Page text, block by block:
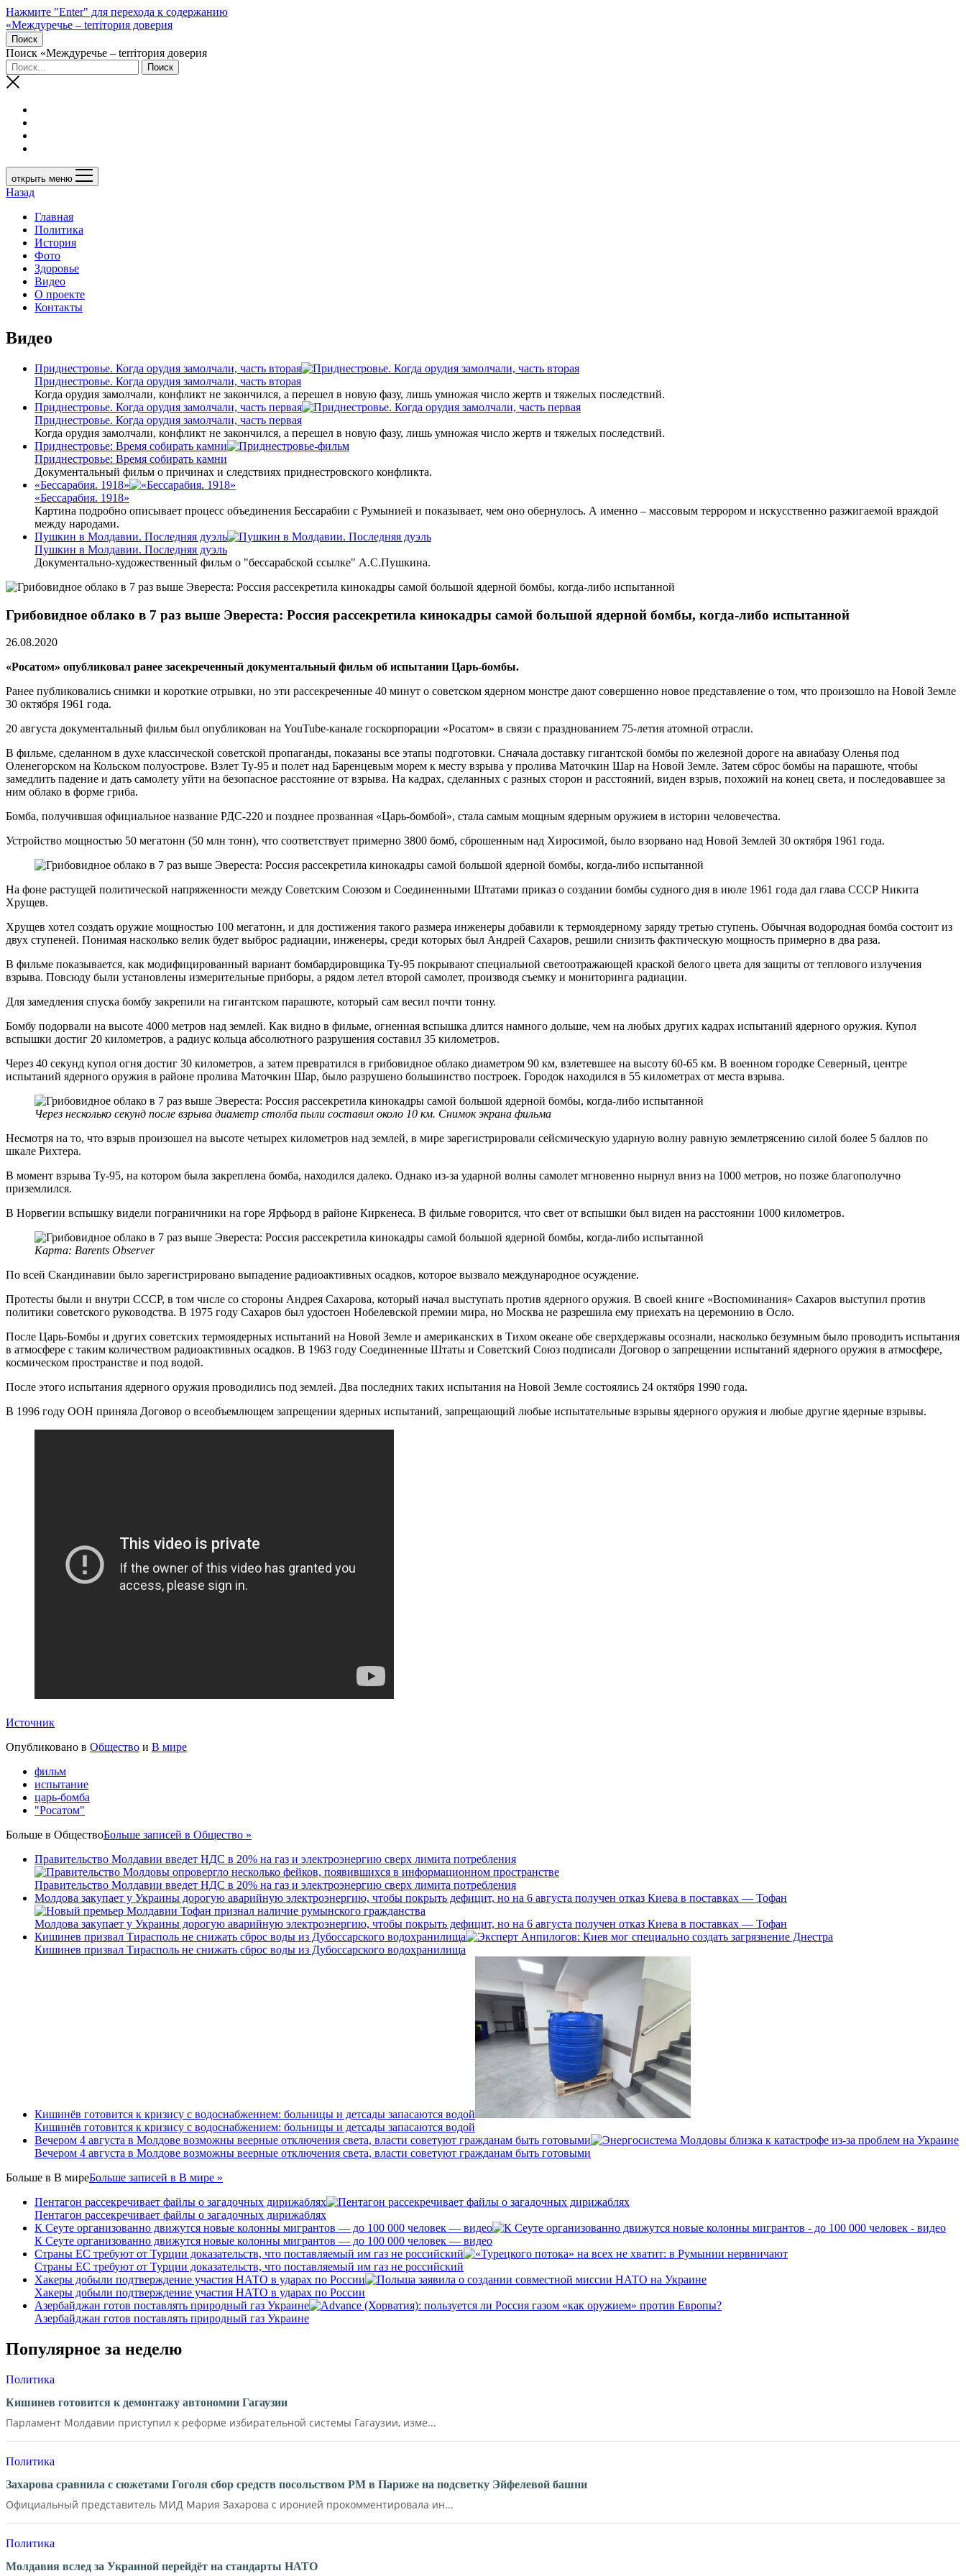
Нажмите "Enter" для перехода к содержанию
«Междуречье – terriтория доверия
Поиск
Поиск «Междуречье – terriтория доверия
открыть меню
Назад
Главная
Политика
История
Фото
Здоровье
Видео
О проекте
Контакты
Видео
Приднестровье. Когда орудия замолчали, часть вторая
Приднестровье. Когда орудия замолчали, часть вторая
Когда орудия замолчали, конфликт не закончился, а перешел в новую фазу, лишь умножая число жертв и тяжелых последствий.
Приднестровье. Когда орудия замолчали, часть первая
Приднестровье. Когда орудия замолчали, часть первая
Когда орудия замолчали, конфликт не закончился, а перешел в новую фазу, лишь умножая число жертв и тяжелых последствий.
Приднестровье: Время собирать камни
Приднестровье: Время собирать камни
Документальный фильм о причинах и следствиях приднестровского конфликта.
«Бессарабия. 1918»
«Бессарабия. 1918»
Картина подробно описывает процесс объединения Бессарабии с Румынией и показывает, чем оно обернулось. А именно – массовым террором и искусственно разжигаемой враждой
между народами.
Пушкин в Молдавии. Последняя дуэль
Пушкин в Молдавии. Последняя дуэль
Документально-художественный фильм о "бессарабской ссылке" А.С.Пушкина.
Грибовидное облако в 7 раз выше Эвереста: Россия рассекретила кинокадры самой большой ядерной бомбы, когда-либо испытанной
26.08.2020
«Росатом» опубликовал ранее засекреченный документальный фильм об испытании Царь-бомбы.
Ранее публиковались снимки и короткие отрывки, но эти рассекреченные 40 минут о советском ядерном монстре дают совершенно новое представление о том, что произошло на Новой Земле
30 октября 1961 года.
20 августа документальный фильм был опубликован на YouTube-канале госкорпорации «Росатом» в связи с празднованием 75-летия атомной отрасли.
В фильме, сделанном в духе классической советской пропаганды, показаны все этапы подготовки. Сначала доставку гигантской бомбы по железной дороге на авиабазу Оленья под
Оленегорском на Кольском полуострове. Взлет Ту-95 и полет над Баренцевым морем к месту взрыва у пролива Маточкин Шар на Новой Земле. Затем сброс бомбы на парашюте, чтобы
замедлить падение и дать самолету уйти на безопасное расстояние от взрыва. На кадрах, сделанных с разных сторон и расстояний, виден взрыв, похожий на конец света, и последовавшее за
ним облако в форме гриба.
Бомба, получившая официальное название РДС-220 и позднее прозванная «Царь-бомбой», стала самым мощным ядерным оружием в истории человечества.
Устройство мощностью 50 мегатонн (50 млн тонн), что соответствует примерно 3800 бомб, сброшенным над Хиросимой, было взорвано над Новой Землей 30 октября 1961 года.
На фоне растущей политической напряженности между Советским Союзом и Соединенными Штатами приказ о создании бомбы судного дня в июле 1961 года дал глава СССР Никита
Хрущев.
Хрущев хотел создать оружие мощностью 100 мегатонн, и для достижения такого размера инженеры добавили к термоядерному заряду третью ступень. Обычная водородная бомба состоит из
двух ступеней. Понимая насколько велик будет выброс радиации, инженеры, среди которых был Андрей Сахаров, решили снизить фактическую мощность примерно в два раза.
В фильме показывается, как модифицированный вариант бомбардировщика Ту-95 покрывают специальной светоотражающей краской белого цвета для защиты от теплового излучения
взрыва. Повсюду были установлены измерительные приборы, а рядом летел второй самолет, производя съемку и мониторинга радиации.
Для замедления спуска бомбу закрепили на гигантском парашюте, который сам весил почти тонну.
Бомбу подорвали на высоте 4000 метров над землей. Как видно в фильме, огненная вспышка длится намного дольше, чем на любых других кадрах испытаний ядерного оружия. Купол
вспышки достиг 20 километров, а радиус кольца абсолютного разрушения составил 35 километров.
Через 40 секунд купол огня достиг 30 километров, а затем превратился в грибовидное облако диаметром 90 км, взлетевшее на высоту 60-65 км. В военном городке Северный, центре
испытаний ядерного оружия в районе пролива Маточкин Шар, было разрушено большинство построек. Городок находился в 55 километрах от места взрыва.
Через несколько секунд после взрыва диаметр столба пыли составил около 10 км. Снимок экрана фильма
Несмотря на то, что взрыв произошел на высоте четырех километров над землей, в мире зарегистрировали сейсмическую ударную волну равную землетрясению силой более 5 баллов по
шкале Рихтера.
В момент взрыва Ту-95, на котором была закреплена бомба, находился далеко. Однако из-за ударной волны самолет мгновенно нырнул вниз на 1000 метров, но позже благополучно
приземлился.
В Норвегии вспышку видели пограничники на горе Ярфьорд в районе Киркенеса. В фильме говорится, что свет от вспышки был виден на расстоянии 1000 километров.
Карта: Barents Observer
По всей Скандинавии было зарегистрировано выпадение радиоактивных осадков, которое вызвало международное осуждение.
Протесты были и внутри СССР, в том числе со стороны Андрея Сахарова, который начал выступать против ядерного оружия. В своей книге «Воспоминания» Сахаров выступил против
политики советского руководства. В 1975 году Сахаров был удостоен Нобелевской премии мира, но Москва не разрешила ему приехать на церемонию в Осло.
После Царь-Бомбы и других советских термоядерных испытаний на Новой Земле и американских в Тихом океане обе сверхдержавы осознали, насколько безумным было проводить испытания
в атмосфере с таким количеством радиоактивных осадков. В 1963 году Соединенные Штаты и Советский Союз подписали Договор о запрещении испытаний ядерного оружия в атмосфере,
космическом пространстве и под водой.
После этого испытания ядерного оружия проводились под землей. Два последних таких испытания на Новой Земле состоялись 24 октября 1990 года.
В 1996 году ООН приняла Договор о всеобъемлющем запрещении ядерных испытаний, запрещающий любые испытательные взрывы ядерного оружия и любые другие ядерные взрывы.
Источник
Опубликовано в Общество и В мире
фильм
испытание
царь-бомба
"Росатом"
Больше в ОбществоБольше записей в Общество »
Правительство Молдавии введет НДС в 20% на газ и электроэнергию сверх лимита потребления
Правительство Молдавии введет НДС в 20% на газ и электроэнергию сверх лимита потребления
Молдова закупает у Украины дорогую аварийную электроэнергию, чтобы покрыть дефицит, но на 6 августа получен отказ Киева в поставках — Тофан
Молдова закупает у Украины дорогую аварийную электроэнергию, чтобы покрыть дефицит, но на 6 августа получен отказ Киева в поставках — Тофан
Кишинев призвал Тирасполь не снижать сброс воды из Дубоссарского водохранилища
Кишинев призвал Тирасполь не снижать сброс воды из Дубоссарского водохранилища
Кишинёв готовится к кризису с водоснабжением: больницы и детсады запасаются водой
Кишинёв готовится к кризису с водоснабжением: больницы и детсады запасаются водой
Вечером 4 августа в Молдове возможны веерные отключения света, власти советуют гражданам быть готовыми
Вечером 4 августа в Молдове возможны веерные отключения света, власти советуют гражданам быть готовыми
Больше в В миреБольше записей в В мире »
Пентагон рассекречивает файлы о загадочных дирижаблях
Пентагон рассекречивает файлы о загадочных дирижаблях
К Сеуте организованно движутся новые колонны мигрантов — до 100 000 человек — видео
К Сеуте организованно движутся новые колонны мигрантов — до 100 000 человек — видео
Страны ЕС требуют от Турции доказательств, что поставляемый им газ не российский
Страны ЕС требуют от Турции доказательств, что поставляемый им газ не российский
Хакеры добыли подтверждение участия НАТО в ударах по России
Хакеры добыли подтверждение участия НАТО в ударах по России
Азербайджан готов поставлять природный газ Украине
Азербайджан готов поставлять природный газ Украине
Популярное за неделю
Политика
Кишинев готовится к демонтажу автономии Гагаузии
Парламент Молдавии приступил к реформе избирательной системы Гагаузии, изме...
Политика
Захарова сравнила с сюжетами Гоголя сбор средств посольством РМ в Париже на подсветку Эйфелевой башни
Официальный представитель МИД Мария Захарова с иронией прокомментировала ин...
Политика
Молдавия вслед за Украиной перейдёт на стандарты НАТО